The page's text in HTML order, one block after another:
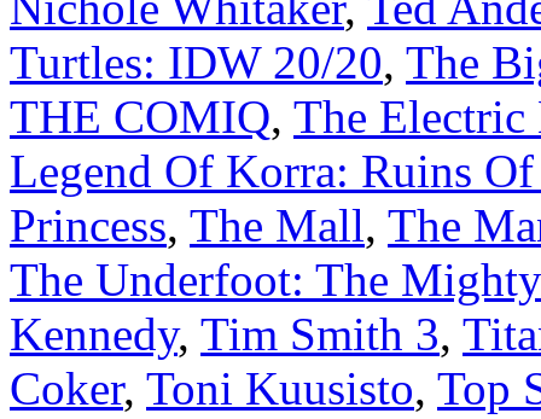
Turtles: IDW 20/20, The
THE COMIQ, The Electric
Legend Of Korra: Ruins
Princess, The Mall, The
The Underfoot: The
Kennedy, Tim Smith 3,
Coker, Toni Kuusisto, Top